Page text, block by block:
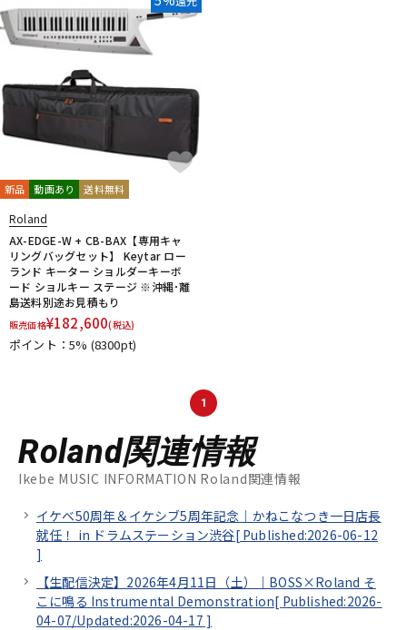
新品 動画あり 送料無料
Roland
AX-EDGE-W + CB-BAX【専用キャ
リングバッグセット】 Keytar ロー
ランド キーター ショルダーキーボ
ード ショルキー ステージ ※沖縄･離
島送料別途お見積もり
販売価格¥182,600(税込)
ポイント：5% (8300pt)
1
Roland関連情報
Ikebe MUSIC INFORMATION Roland関連情報
イケベ50周年＆イケシブ5周年記念｜かねこなつき一日店長
就任！ in ドラムステーション渋谷[ Published:2026-06-12
]
【生配信決定】2026年4月11日（土）｜BOSS×Roland そ
こに鳴る Instrumental Demonstration[ Published:2026-
04-07/Updated:2026-04-17 ]